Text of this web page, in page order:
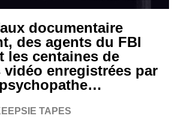
documentaire
des agents du FBI
les centaines de
vidéo enregistrées par
TAPES